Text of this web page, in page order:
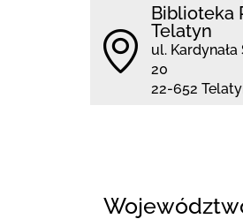
Biblioteka
Telatyn
ul.
20
22-652